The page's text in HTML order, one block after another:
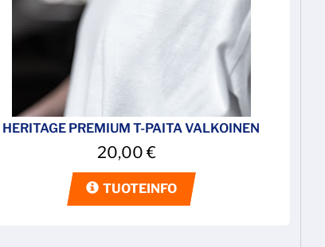
HERITAGE PREMIUM T-PAITA VALKOINEN
20,00€
TUOTEINFO